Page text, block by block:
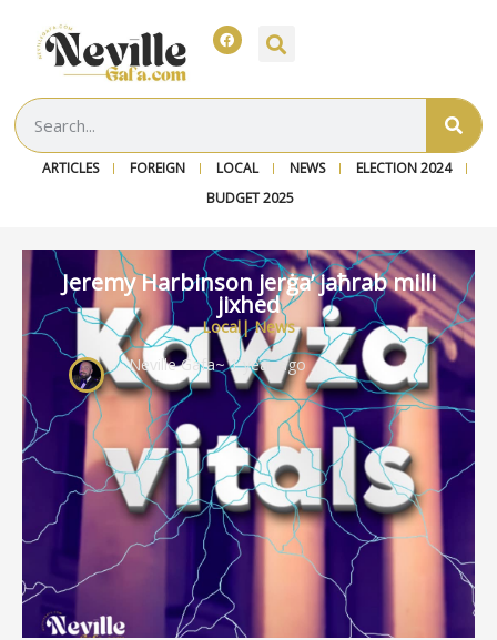
ARTICLES FOREIGN LOCAL NEWS
ELECTION 2024
BUDGET 2025
Jeremy Harbinson jerġa’ jaħrab milli
jixhed
Local |News
Neville Gafa~ 1 year ago